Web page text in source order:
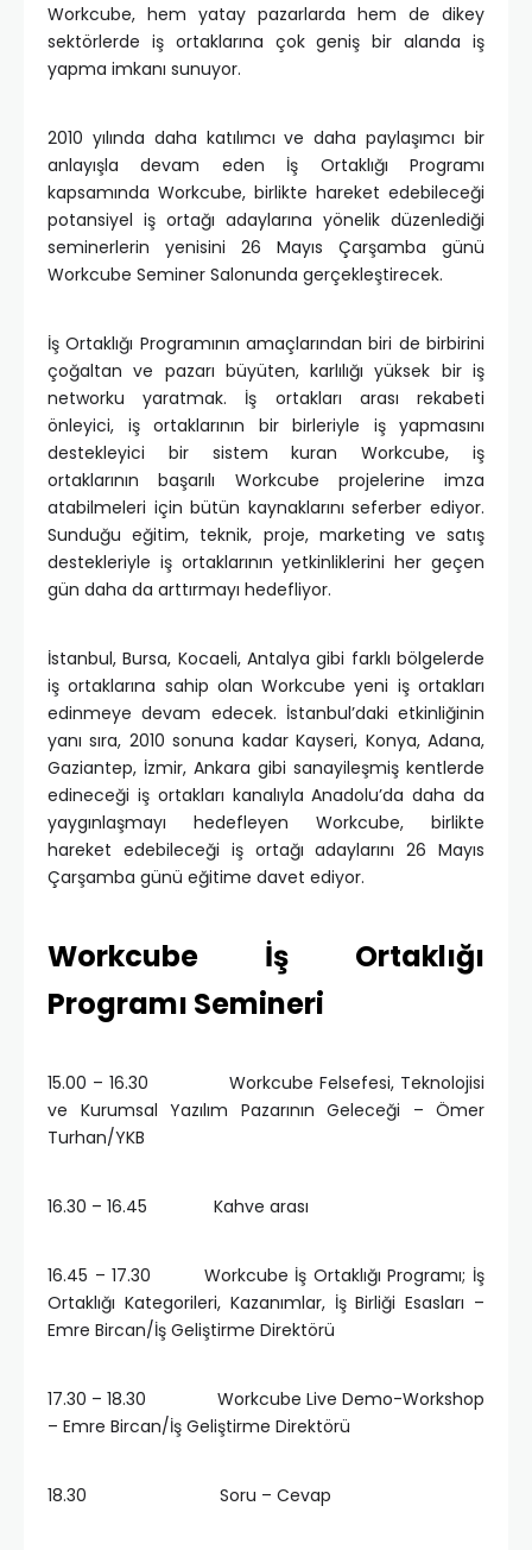
Workcube, hem yatay pazarlarda hem de dikey
sektörlerde iş ortaklarına çok geniş bir alanda iş
yapma imkanı sunuyor.
2010 yılında daha katılımcı ve daha paylaşımcı bir
anlayışla devam eden İş Ortaklığı Programı
kapsamında Workcube, birlikte hareket edebileceği
potansiyel iş ortağı adaylarına yönelik düzenlediği
seminerlerin yenisini 26 Mayıs Çarşamba günü
Workcube Seminer Salonunda gerçekleştirecek.
İş Ortaklığı Programının amaçlarından biri de birbirini
çoğaltan ve pazarı büyüten, karlılığı yüksek bir iş
networku yaratmak. İş ortakları arası rekabeti
önleyici, iş ortaklarının bir birleriyle iş yapmasını
destekleyici bir sistem kuran Workcube, iş
ortaklarının başarılı Workcube projelerine imza
atabilmeleri için bütün kaynaklarını seferber ediyor.
Sunduğu eğitim, teknik, proje, marketing ve satış
destekleriyle iş ortaklarının yetkinliklerini her geçen
gün daha da arttırmayı hedefliyor.
İstanbul, Bursa, Kocaeli, Antalya gibi farklı bölgelerde
iş ortaklarına sahip olan Workcube yeni iş ortakları
edinmeye devam edecek. İstanbul’daki etkinliğinin
yanı sıra, 2010 sonuna kadar Kayseri, Konya, Adana,
Gaziantep, İzmir, Ankara gibi sanayileşmiş kentlerde
edineceği iş ortakları kanalıyla Anadolu’da daha da
yaygınlaşmayı hedefleyen Workcube, birlikte
hareket edebileceği iş ortağı adaylarını 26 Mayıs
Çarşamba günü eğitime davet ediyor.
Workcube İş Ortaklığı
Programı Semineri
15.00 – 16.30 Workcube Felsefesi, Teknolojisi
ve Kurumsal Yazılım Pazarının Geleceği – Ömer
Turhan/YKB
16.30 – 16.45 Kahve arası
16.45 – 17.30 Workcube İş Ortaklığı Programı; İş
Ortaklığı Kategorileri, Kazanımlar, İş Birliği Esasları –
Emre Bircan/İş Geliştirme Direktörü
17.30 – 18.30 Workcube Live Demo-Workshop
– Emre Bircan/İş Geliştirme Direktörü
18.30 Soru – Cevap